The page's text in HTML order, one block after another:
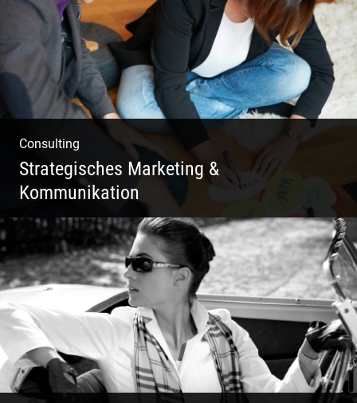
auf den Markt bringen!
Consulting
Strategisches Marketing &
Kommunikation
Deine Darstellung nach außen und innen